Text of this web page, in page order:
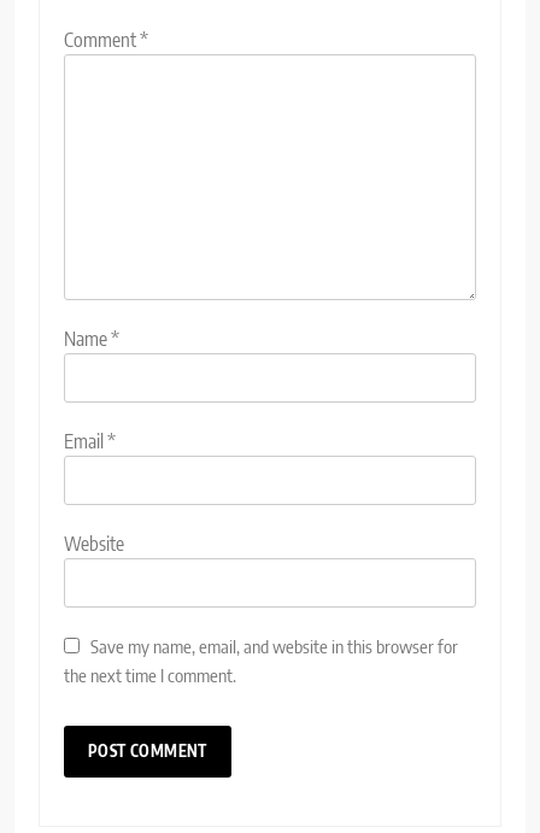
Comment*
Name*
Email*
Website
Save my name, email, and website in this browser for
the next time I comment.